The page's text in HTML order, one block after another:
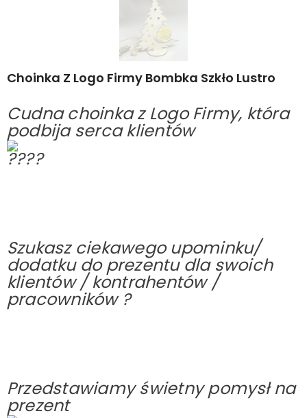
Choinka Z Logo Firmy Bombka Szkło Lustro
Cudna choinka z Logo Firmy, która
podbija serca klientów
Szukasz ciekawego upominku/
dodatku do prezentu dla swoich
klientów / kontrahentów /
pracowników ?
Przedstawiamy świetny pomysł na
prezent